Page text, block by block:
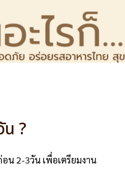
?
น 2-3วัน เพื่อเตรียมงาน